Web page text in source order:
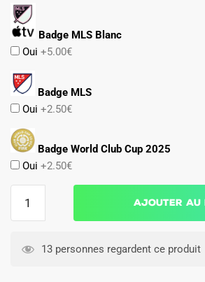
Badge MLS Blanc
Oui +5.00€
Badge MLS
Oui +2.50€
Badge World Club Cup 2025
Oui +2.50€
Inter
Ajouter au
13 personnes regardent ce produit